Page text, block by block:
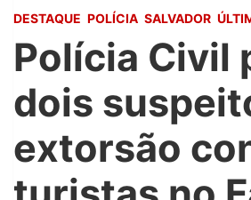
DESTAQUE POLÍCIA SALVADOR
Polícia Civil
dois
extorsão